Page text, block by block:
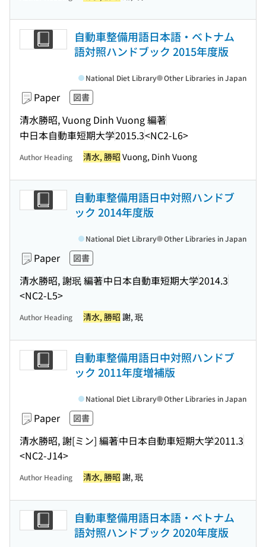
自動車整備用語日本語・ベトナム
語対照ハンドブック 2015年度版
Paper 図書
清水勝昭, Vuong Dinh Vuong 編著
中日本自動車短期大学2015.3<NC2-L6>
National Diet Library Other Libraries in Japan
Author Heading 清水, 勝昭 Vuong, Dinh Vuong
自動車整備用語日中対照ハンドブ
ック 2014年度版
Paper 図書
清水勝昭, 謝珉 編著中日本自動車短期大学2014.3
<NC2-L5>
National Diet Library Other Libraries in Japan
Author Heading 清水, 勝昭 謝, 珉
自動車整備用語日中対照ハンドブ
ック 2011年度増補版
Paper 図書
清水勝昭, 謝[ミン] 編著中日本自動車短期大学2011.3
<NC2-J14>
National Diet Library Other Libraries in Japan
Author Heading 清水, 勝昭 謝, 珉
自動車整備用語日本語・ベトナム
語対照ハンドブック 2020年度版